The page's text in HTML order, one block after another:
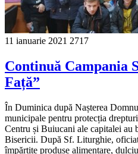
11 ianuarie 2021 2717
Continuă Campania
Față”
În Duminica după Nașterea
municipale pentru protecția
Centru și Buiucani ale capitalei au
Bisericii. După Sf. Liturghie,
împărțite produse alimentare,